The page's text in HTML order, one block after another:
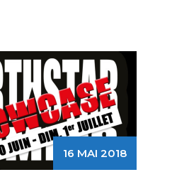
16 MAI 2018